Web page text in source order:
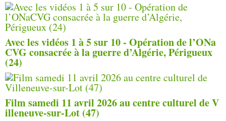
Avec les vidéos 1 à 5 sur 10 - Opération de l’ONa
CVG consacrée à la guerre d’Algérie, Périgueux
(24)
Film samedi 11 avril 2026 au centre culturel de V
illeneuve-sur-Lot (47)